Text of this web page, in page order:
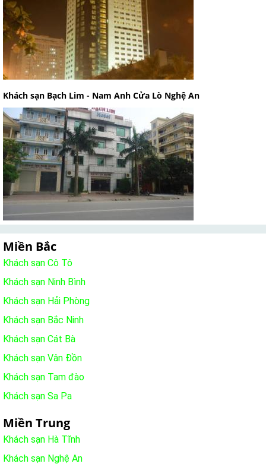
Khách sạn Bạch Lim - Nam Anh Cửa Lò Nghệ An
Miền Bắc
Khách sạn Cô Tô
Khách sạn Ninh Bình
Khách sạn Hải Phòng
Khách sạn Bắc Ninh
Khách sạn Cát Bà
Khách sạn Vân Đồn
Khách sạn Tam đào
Khách sạn Sa Pa
Miền Trung
Khách sạn Hà Tĩnh
Khách sạn Nghệ An